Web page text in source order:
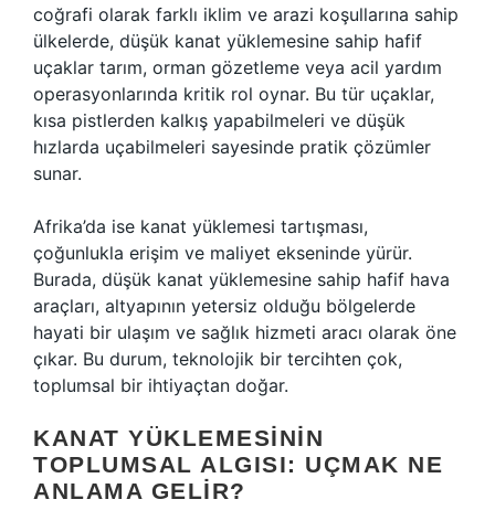
coğrafi olarak farklı iklim ve arazi koşullarına sahip
ülkelerde, düşük kanat yüklemesine sahip hafif
uçaklar tarım, orman gözetleme veya acil yardım
operasyonlarında kritik rol oynar. Bu tür uçaklar,
kısa pistlerden kalkış yapabilmeleri ve düşük
hızlarda uçabilmeleri sayesinde pratik çözümler
sunar.
Afrika’da ise kanat yüklemesi tartışması,
çoğunlukla erişim ve maliyet ekseninde yürür.
Burada, düşük kanat yüklemesine sahip hafif hava
araçları, altyapının yetersiz olduğu bölgelerde
hayati bir ulaşım ve sağlık hizmeti aracı olarak öne
çıkar. Bu durum, teknolojik bir tercihten çok,
toplumsal bir ihtiyaçtan doğar.
KANAT YÜKLEMESININ
TOPLUMSAL ALGISI: UÇMAK NE
ANLAMA GELIR?